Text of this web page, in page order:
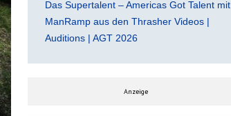
Das Supertalent – Americas Got Talent mit
ManRamp aus den Thrasher Videos |
Auditions | AGT 2026
Anzeige